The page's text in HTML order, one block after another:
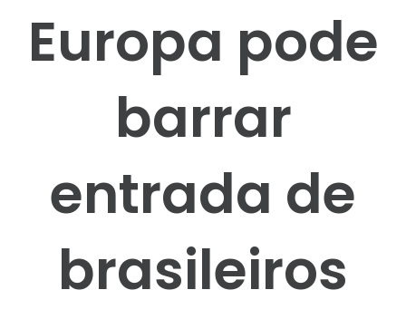
Europa pode
barrar
entrada de
brasileiros